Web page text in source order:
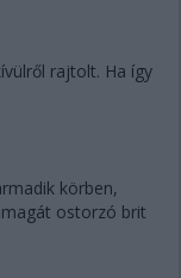
rajtolt. Ha így
körben,
ostorzó brit